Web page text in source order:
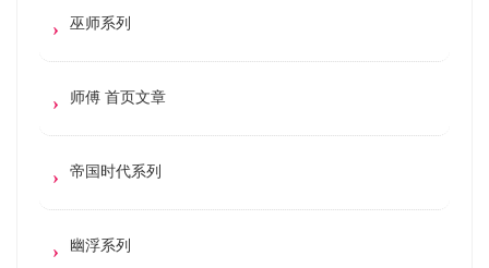
巫师系列
师傅 首页文章
帝国时代系列
幽浮系列